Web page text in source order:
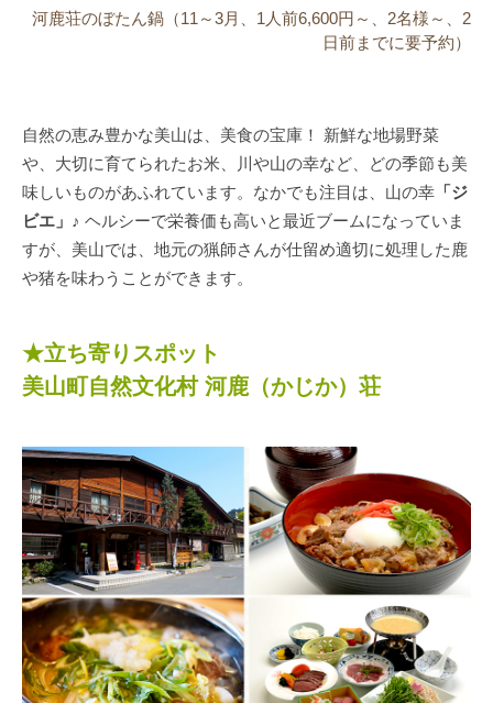
河鹿荘のぼたん鍋（11～3月、1人前6,600円～、2名様～、2
日前までに要予約）
自然の恵み豊かな美山は、美食の宝庫！ 新鮮な地場野菜
や、大切に育てられたお米、川や山の幸など、どの季節も美
味しいものがあふれています。なかでも注目は、山の幸 「ジ
ビエ」 ♪ ヘルシーで栄養価も高いと最近ブームになっていま
すが、美山では、地元の猟師さんが仕留め適切に処理した鹿
や猪を味わうことができます。
★立ち寄りスポット
美山町自然文化村 河鹿（かじか）荘